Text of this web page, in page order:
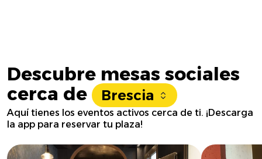
Descubre mesas sociales
cerca de
Brescia
Aquí tienes los eventos activos cerca de ti. ¡Descarga
la app para reservar tu plaza!